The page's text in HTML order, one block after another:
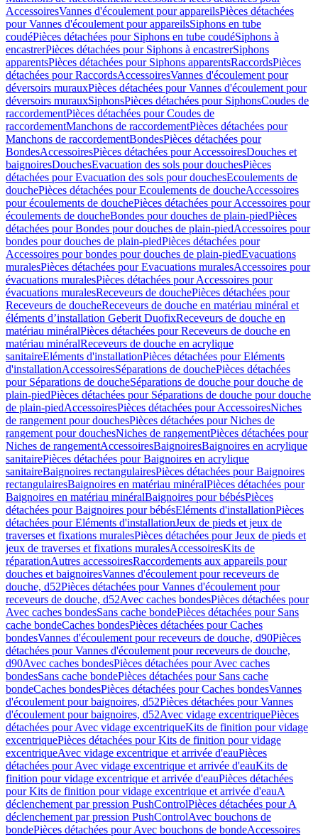
AccessoiresVannes d'écoulement pour appareilsPièces détachées
pour Vannes d'écoulement pour appareilsSiphons en tube
coudéPièces détachées pour Siphons en tube coudéSiphons à
encastrerPièces détachées pour Siphons à encastrerSiphons
apparentsPièces détachées pour Siphons apparentsRaccordsPièces
détachées pour RaccordsAccessoiresVannes d'écoulement pour
déversoirs murauxPièces détachées pour Vannes d'écoulement pour
déversoirs murauxSiphonsPièces détachées pour SiphonsCoudes de
raccordementPièces détachées pour Coudes de
raccordementManchons de raccordementPièces détachées pour
Manchons de raccordementBondesPièces détachées pour
BondesAccessoiresPièces détachées pour AccessoiresDouches et
baignoiresDouchesEvacuation des sols pour douchesPièces
détachées pour Evacuation des sols pour douchesEcoulements de
douchePièces détachées pour Ecoulements de doucheAccessoires
pour écoulements de douchePièces détachées pour Accessoires pour
écoulements de doucheBondes pour douches de plain-piedPièces
détachées pour Bondes pour douches de plain-piedAccessoires pour
bondes pour douches de plain-piedPièces détachées pour
Accessoires pour bondes pour douches de plain-piedEvacuations
muralesPièces détachées pour Evacuations muralesAccessoires pour
évacuations muralesPièces détachées pour Accessoires pour
évacuations muralesReceveurs de douchePièces détachées pour
Receveurs de doucheReceveurs de douche en matériau minéral et
éléments d’installation Geberit DuofixReceveurs de douche en
matériau minéralPièces détachées pour Receveurs de douche en
matériau minéralReceveurs de douche en acrylique
sanitaireEléments d'installationPièces détachées pour Eléments
d'installationAccessoiresSéparations de douchePièces détachées
pour Séparations de doucheSéparations de douche pour douche de
plain-piedPièces détachées pour Séparations de douche pour douche
de plain-piedAccessoiresPièces détachées pour AccessoiresNiches
de rangement pour douchesPièces détachées pour Niches de
rangement pour douchesNiches de rangementPièces détachées pour
Niches de rangementAccessoiresBaignoiresBaignoires en acrylique
sanitairePièces détachées pour Baignoires en acrylique
sanitaireBaignoires rectangulairesPièces détachées pour Baignoires
rectangulairesBaignoires en matériau minéralPièces détachées pour
Baignoires en matériau minéralBaignoires pour bébésPièces
détachées pour Baignoires pour bébésEléments d'installationPièces
détachées pour Eléments d'installationJeux de pieds et jeux de
traverses et fixations muralesPièces détachées pour Jeux de pieds et
jeux de traverses et fixations muralesAccessoiresKits de
réparationAutres accessoiresRaccordements aux appareils pour
douches et baignoiresVannes d'écoulement pour receveurs de
douche, d52Pièces détachées pour Vannes d'écoulement pour
receveurs de douche, d52Avec caches bondesPièces détachées pour
Avec caches bondesSans cache bondePièces détachées pour Sans
cache bondeCaches bondesPièces détachées pour Caches
bondesVannes d'écoulement pour receveurs de douche, d90Pièces
détachées pour Vannes d'écoulement pour receveurs de douche,
d90Avec caches bondesPièces détachées pour Avec caches
bondesSans cache bondePièces détachées pour Sans cache
bondeCaches bondesPièces détachées pour Caches bondesVannes
d'écoulement pour baignoires, d52Pièces détachées pour Vannes
d'écoulement pour baignoires, d52Avec vidage excentriquePièces
détachées pour Avec vidage excentriqueKits de finition pour vidage
excentriquePièces détachées pour Kits de finition pour vidage
excentriqueAvec vidage excentrique et arrivée d'eauPièces
détachées pour Avec vidage excentrique et arrivée d'eauKits de
finition pour vidage excentrique et arrivée d'eauPièces détachées
pour Kits de finition pour vidage excentrique et arrivée d'eauA
déclenchement par pression PushControlPièces détachées pour A
déclenchement par pression PushControlAvec bouchons de
bondePièces détachées pour Avec bouchons de bondeAccessoires